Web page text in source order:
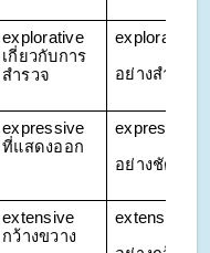
explorative
เกี่ยวกับการ
สำรวจ
exploratively
อย่างสำรวจ
expressive
ที่แสดงออก
expressively
อย่างชัดเจน
extensive
กว้างขวาง
extensively